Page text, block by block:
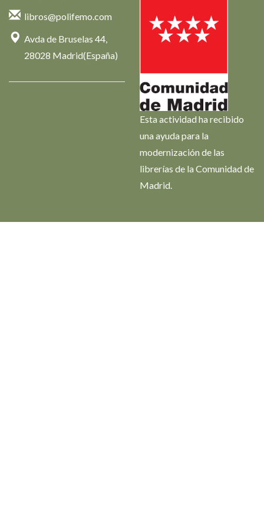
libros@polifemo.com
Avda de Bruselas 44,
28028 Madrid(España)
Esta actividad ha recibido
una ayuda para la
modernización de las
librerías de la Comunidad de
Madrid.